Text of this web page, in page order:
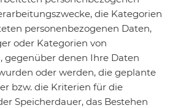
die Kategorien
personenbezogenen Daten,
oder Kategorien von
gegenüber denen Ihre Daten
oder werden, die geplante
bzw. die Kriterien für die
Speicherdauer, das Bestehen